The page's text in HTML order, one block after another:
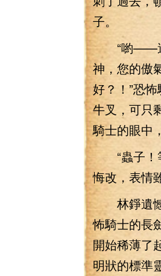
子。
“喲——這不
神，您的傲
好？！”恐
牛叉，可只
騎士的眼中
“蟲子！
悔改，表情
林錚遺憾
怖騎士的長
開始稀薄了
明狀的標準